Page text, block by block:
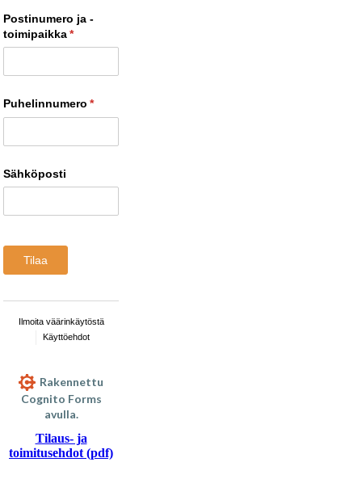
Postinumero ja -
toimipaikka*
(pakollinen)
Puhelinnumero *
(pakollinen)
Sähköposti
Tilaa
Ilmoita väärinkäytöstä
Käyttöehdot
Rakennettu
Cognito Forms
avulla.
Tilaus- ja
toimitusehdot (pdf)